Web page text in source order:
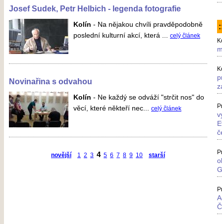
Josef Sudek, Petr Helbich - legenda fotografie
Kolín - Na nějakou chvíli pravděpodobně
poslední kulturní akcí, která ... celý článek
Novinařina s odvahou
Kolín - Ne každý se odváží "strčit nos" do
věcí, které někteří nec... celý článek
novější 1 2 3 4 5 6 7 8 9 10 starší